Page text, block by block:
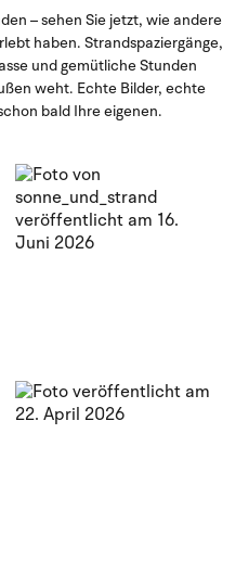
– sehen Sie jetzt, wie andere
haben. Strandspaziergänge,
und gemütliche Stunden
weht. Echte Bilder, echte
bald Ihre eigenen.